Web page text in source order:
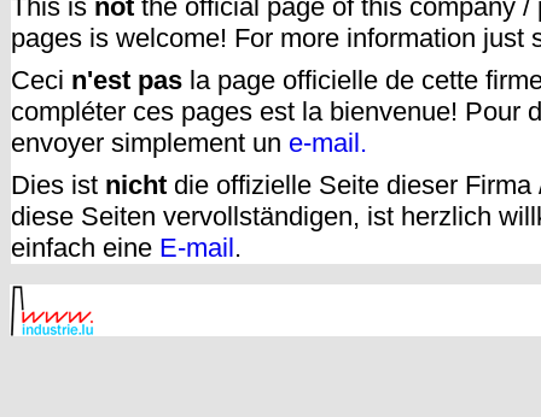
This is not the official page of this company
pages is welcome! For more information just
Ceci n'est pas la page officielle de cette
compléter ces pages est la bienvenue! Pour
envoyer simplement un e-mail.
Dies ist nicht die offizielle Seite dieser
diese Seiten vervollständigen, ist herzlich
einfach eine E-mail.